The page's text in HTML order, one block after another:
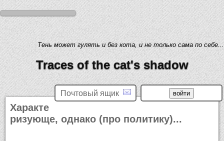
Тень может гулять и без кота, и не только сама по себе...
Traces of the cat's shadow
Почтовый ящик
Характе
ризующе, однако (про политику)...